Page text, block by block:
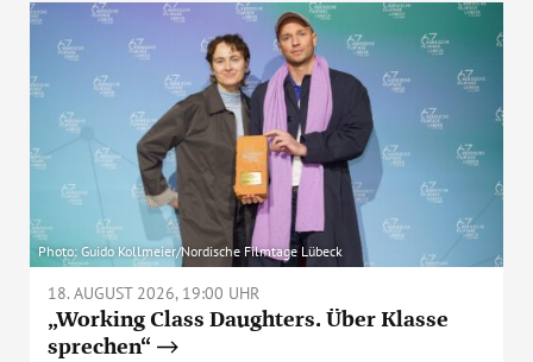
Photo: Guido Kollmeier/Nordische Filmtage Lübeck
18. AUGUST 2026, 19:00 UHR
„Working Class Daughters. Über Klasse
sprechen“